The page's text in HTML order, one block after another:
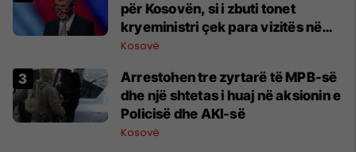
për Kosovën, si i zbuti tonet
kryeministri çek para vizitës në
Beograd
Kosovë
Arrestohen tre zyrtarë të MPB-së
dhe një shtetas i huaj në aksionin e
Policisë dhe AKI-së
Kosovë